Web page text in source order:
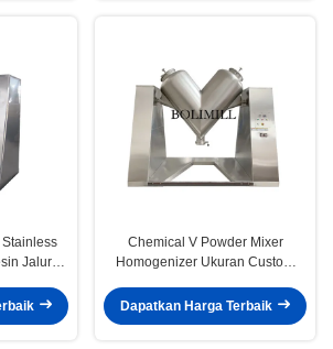
Jalur
Chemical V Powder Mixer
Homogenizer Ukuran Custom
Dapatkan Harga Terbaik